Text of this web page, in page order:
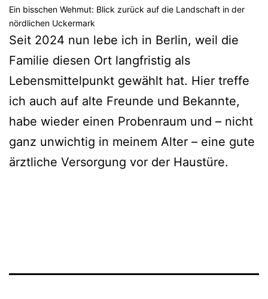
Ein bisschen Wehmut: Blick zurück auf die Landschaft in der
nördlichen Uckermark
Seit 2024 nun lebe ich in Berlin, weil die
Familie diesen Ort langfristig als
Lebensmittelpunkt gewählt hat. Hier treffe
ich auch auf alte Freunde und Bekannte,
habe wieder einen Probenraum und – nicht
ganz unwichtig in meinem Alter – eine gute
ärztliche Versorgung vor der Haustüre.